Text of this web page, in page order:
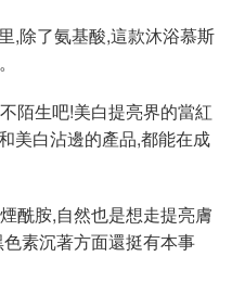
除了氨基酸,這款沐浴慕斯
生吧!美白提亮界的當紅
美白沾邊的產品,都能在成
胺,自然也是想走提亮膚
素沉著方面還挺有本事